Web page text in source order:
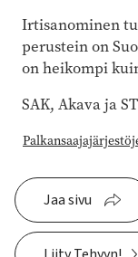
Irtisanominen
perustein on
on heikompi
SAK, Akava ja
Jaa sivu